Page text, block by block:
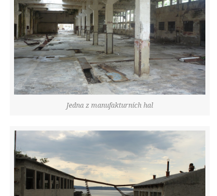
Jedna z manufakturních hal